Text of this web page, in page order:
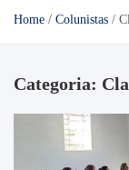
Home Colunistas
Categoria: